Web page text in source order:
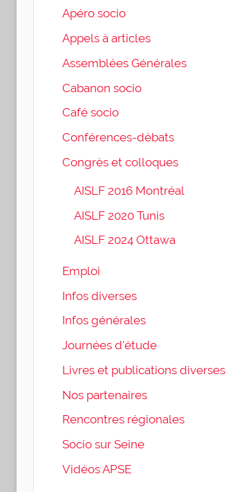
Apéro socio
Appels à articles
Assemblées Générales
Cabanon socio
Café socio
Conférences-débats
Congrès et colloques
AISLF 2016 Montréal
AISLF 2020 Tunis
AISLF 2024 Ottawa
Emploi
Infos diverses
Infos générales
Journées d'étude
Livres et publications diverses
Nos partenaires
Rencontres régionales
Socio sur Seine
Vidéos APSE